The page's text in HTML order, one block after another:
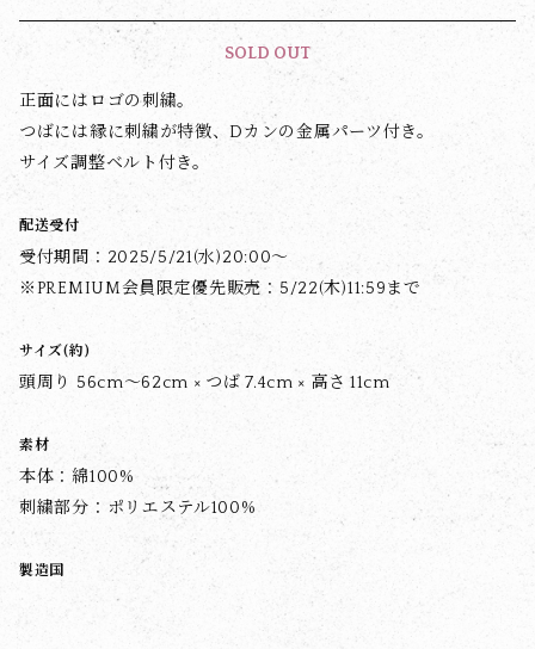
SOLD OUT
正面にはロゴの刺繍。
つばには縁に刺繍が特徴、Dカンの金属パーツ付き。
サイズ調整ベルト付き。
配送受付
受付期間：2025/5/21(水)20:00〜
※PREMIUM会員限定優先販売：5/22(木)11:59まで
サイズ(約)
頭周り 56cm〜62cm × つば 7.4cm × 高さ 11cm
素材
本体：綿100%
刺繍部分：ポリエステル100%
製造国